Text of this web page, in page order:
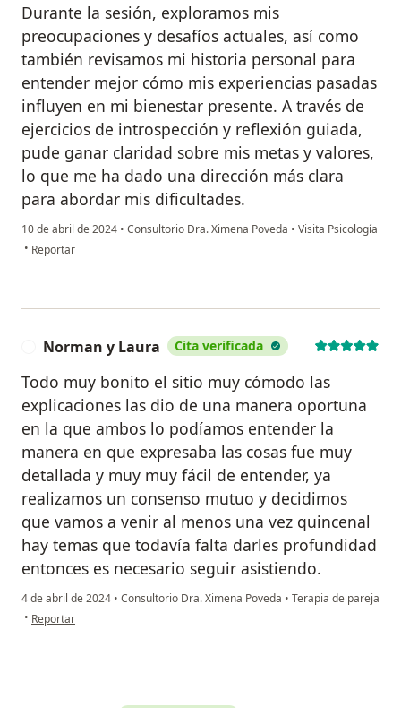
Durante la sesión, exploramos mis
preocupaciones y desafíos actuales, así como
también revisamos mi historia personal para
entender mejor cómo mis experiencias pasadas
influyen en mi bienestar presente. A través de
ejercicios de introspección y reflexión guiada,
pude ganar claridad sobre mis metas y valores,
lo que me ha dado una dirección más clara
para abordar mis dificultades.
10 de abril de 2024 • Consultorio Dra. Ximena Poveda • Visita Psicología
• en opinión del usuario CARLOS LEAL
Reportar
Norman y Laura Cita verificada
Todo muy bonito el sitio muy cómodo las
explicaciones las dio de una manera oportuna
en la que ambos lo podíamos entender la
manera en que expresaba las cosas fue muy
detallada y muy muy fácil de entender, ya
realizamos un consenso mutuo y decidimos
que vamos a venir al menos una vez quincenal
hay temas que todavía falta darles profundidad
entonces es necesario seguir asistiendo.
4 de abril de 2024 • Consultorio Dra. Ximena Poveda • Terapia de pareja
• en opinión del usuario Norman y Laura
Reportar